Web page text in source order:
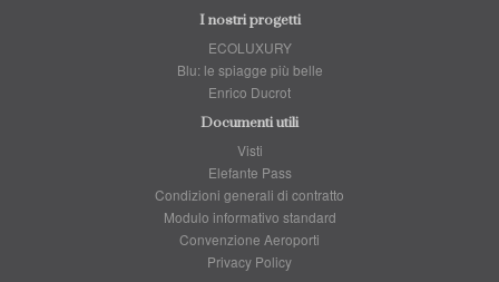
I nostri progetti
ECOLUXURY
Blu: le spiagge più belle
Enrico Ducrot
Documenti utili
Visti
Elefante Pass
Condizioni generali di contratto
Modulo informativo standard
Convenzione Aeroporti
Privacy Policy